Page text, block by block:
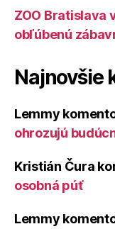
ZOO Bratislava
obľúbenú
Najnovšie
Lemmy
ohrozujú
Kristián Čura
osobná púť
Lemmy